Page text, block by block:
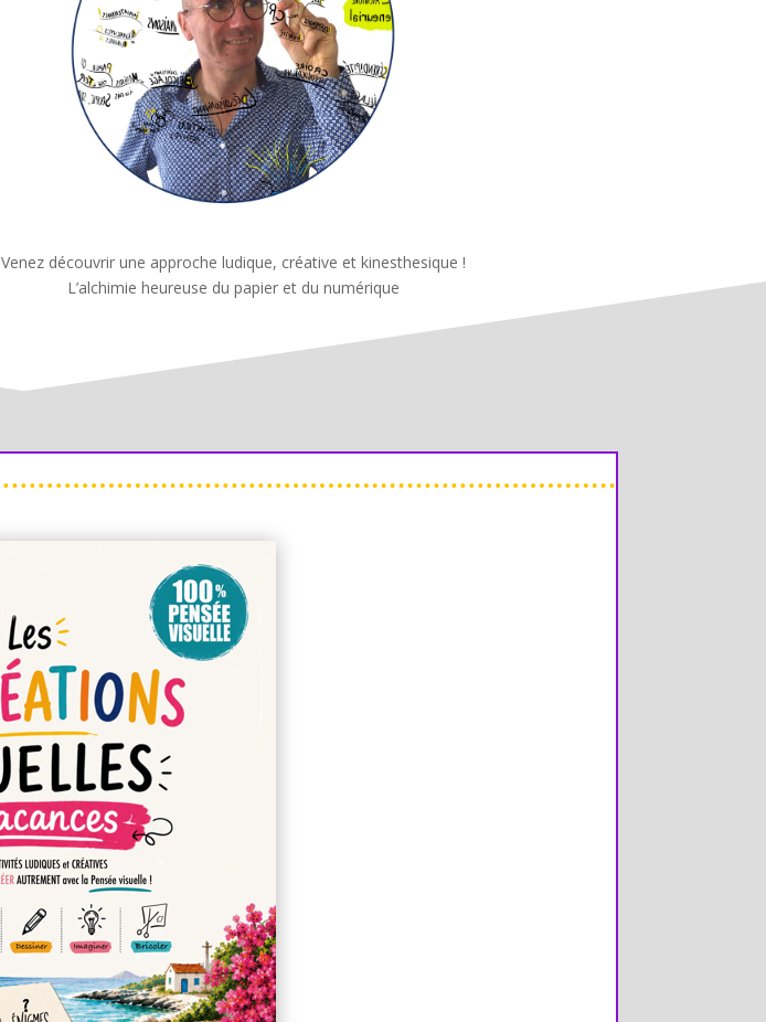
Venez découvrir une approche ludique, créative et kinesthesique !
L’alchimie heureuse du papier et du numérique